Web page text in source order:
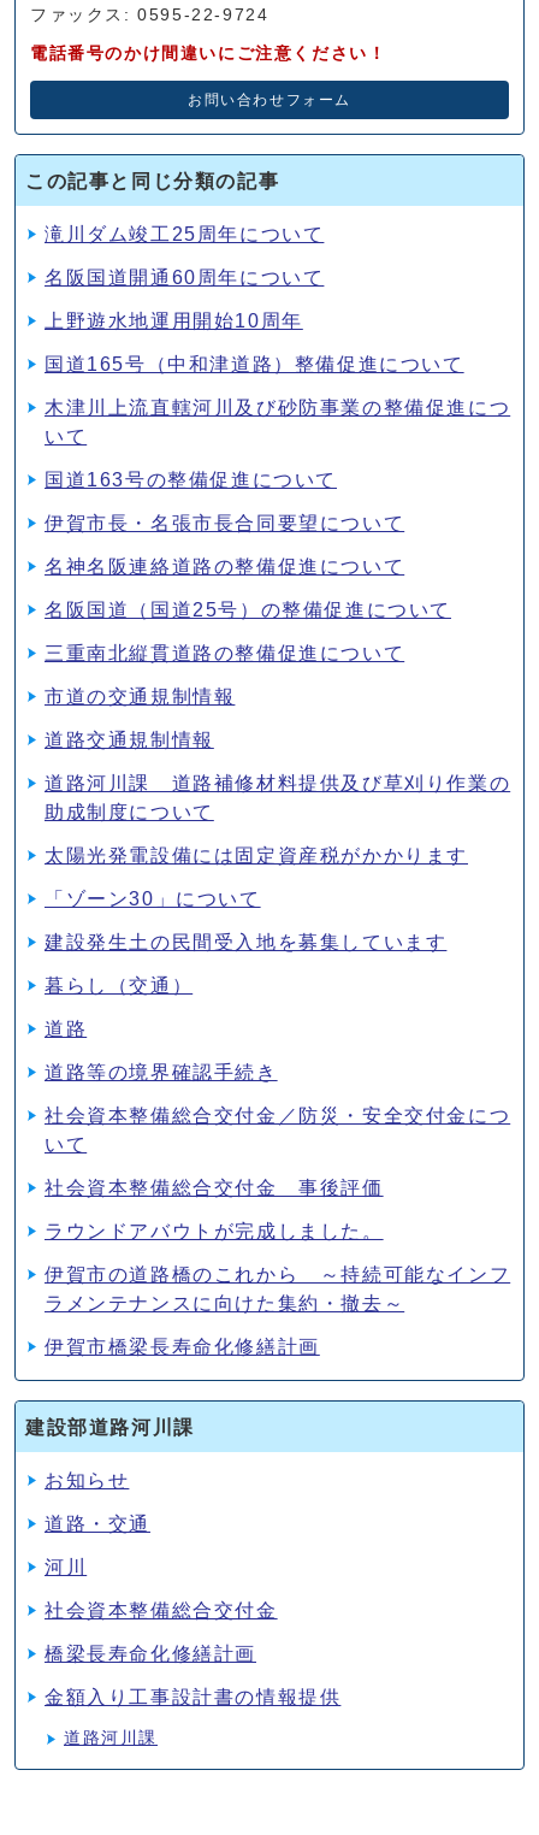
ファックス: 0595-22-9724
電話番号のかけ間違いにご注意ください！
お問い合わせフォーム
この記事と同じ分類の記事
滝川ダム竣工25周年について
名阪国道開通60周年について
上野遊水地運用開始10周年
国道165号（中和津道路）整備促進について
木津川上流直轄河川及び砂防事業の整備促進につ
いて
国道163号の整備促進について
伊賀市長・名張市長合同要望について
名神名阪連絡道路の整備促進について
名阪国道（国道25号）の整備促進について
三重南北縦貫道路の整備促進について
市道の交通規制情報
道路交通規制情報
道路河川課 道路補修材料提供及び草刈り作業の
助成制度について
太陽光発電設備には固定資産税がかかります
「ゾーン30」について
建設発生土の民間受入地を募集しています
暮らし（交通）
道路
道路等の境界確認手続き
社会資本整備総合交付金／防災・安全交付金につ
いて
社会資本整備総合交付金 事後評価
ラウンドアバウトが完成しました。
伊賀市の道路橋のこれから ～持続可能なインフ
ラメンテナンスに向けた集約・撤去～
伊賀市橋梁長寿命化修繕計画
建設部道路河川課
お知らせ
道路・交通
河川
社会資本整備総合交付金
橋梁長寿命化修繕計画
金額入り工事設計書の情報提供
道路河川課